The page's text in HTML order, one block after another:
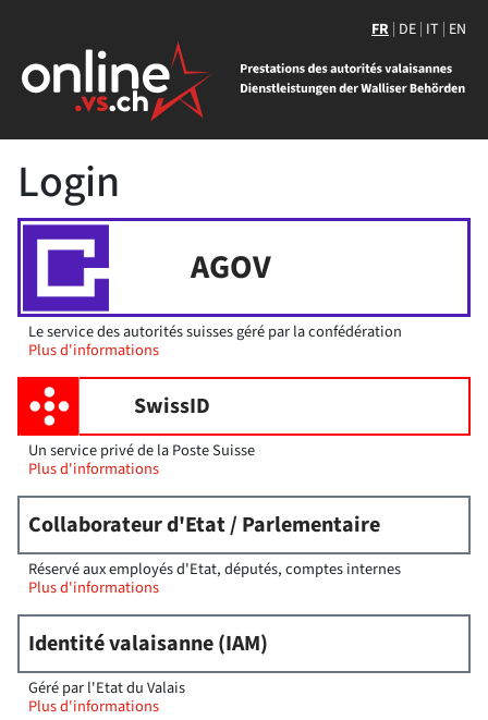
FR DE IT EN
Login
AGOV
Le service des autorités suisses géré par la confédération
Plus d'informations
SwissID
Un service privé de la Poste Suisse
Plus d'informations
Collaborateur d'Etat / Parlementaire
Réservé aux employés d'Etat, députés, comptes internes
Plus d'informations
Identité valaisanne (IAM)
Géré par l'Etat du Valais
Plus d'informations